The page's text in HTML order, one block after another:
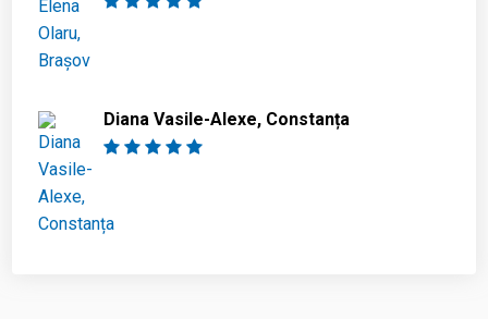
Diana Vasile-Alexe, Constanța